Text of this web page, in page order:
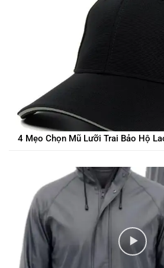
4 Mẹo Chọn Mũ Lưỡi Trai Bảo Hộ